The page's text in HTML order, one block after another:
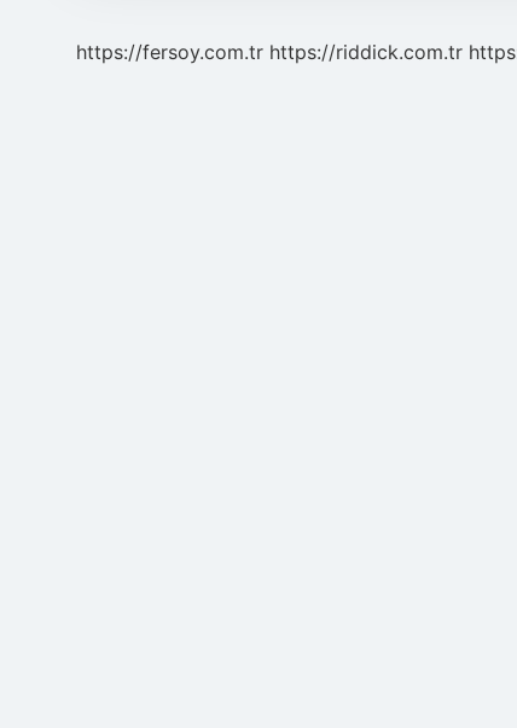
Ortaya
https://fersoy.com.tr https://riddick.com.tr